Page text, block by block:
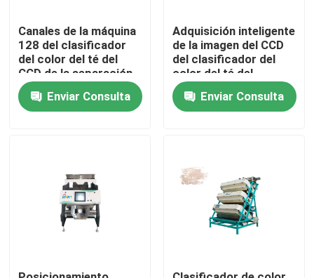
Hogar
Productos
Sobre nosotros
Control de calidad
Canales de la máquina
128 del clasificador
del color del té del
CCD de la separación
de la eficacia alta
Enviar Consulta
Adquisición inteligente
de la imagen del CCD
del clasificador del
color del té del
sistema de limpieza
del polvoEnviar Consulta